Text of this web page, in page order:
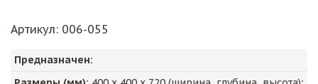
Артикул: 006-055
Предназначен: